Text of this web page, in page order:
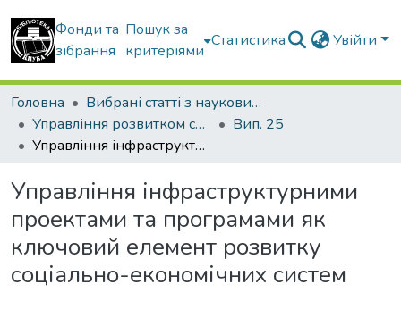
Фонди та
зібрання
Пошук за
критеріями
Статистика Увійти
Головна
Вибрані статті з наукових збірників КНУБА
Управління розвитком складних систем
Вип. 25
Управління інфраструктурними проектами та програмами як ключовий елемент розвитку соціально-економічних систем
Управління інфраструктурними
проектами та програмами як
ключовий елемент розвитку
соціально-економічних систем